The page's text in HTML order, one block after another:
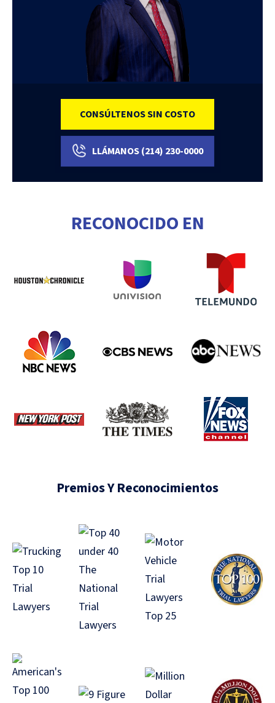
CONSÚLTENOS SIN COSTO
LLÁMANOS(214) 230-0000
RECONOCIDO EN
Premios Y Reconocimientos